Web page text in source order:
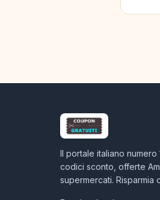
Il portale italiano numero
codici sconto, offerte
supermercati. Risparmia